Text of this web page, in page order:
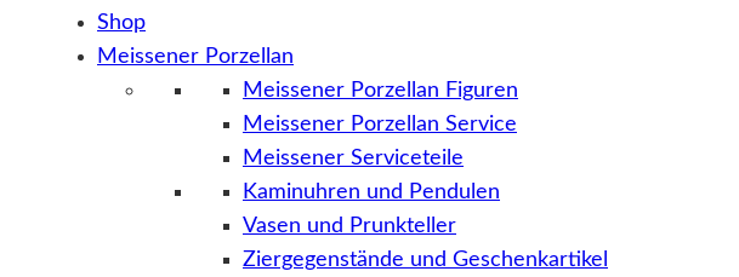
Shop
Meissener Porzellan
Meissener Porzellan Figuren
Meissener Porzellan Service
Meissener Serviceteile
Kaminuhren und Pendulen
Vasen und Prunkteller
Ziergegenstände und Geschenkartikel